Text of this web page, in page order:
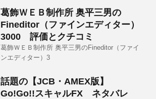
葛飾ＷＥＢ制作所 奥平三男の
Fineditor（ファインエディター）
3000 評価とクチコミ
葛飾ＷＥＢ制作所 奥平三男のFineditor（ファイ
ンエディター）3
話題の【JCB・AMEX版】
Go!Go!!スキャルFX ネタバレ